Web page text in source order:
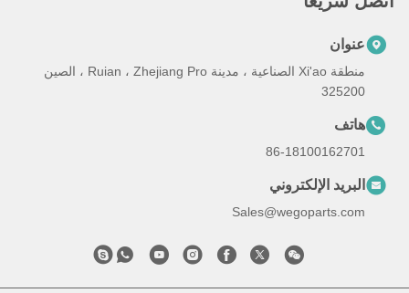
منطقة Xi'ao الصناعية ، مدينة Ruian ، Zhejiang Pro ، الصين
86-
الإلكتروني